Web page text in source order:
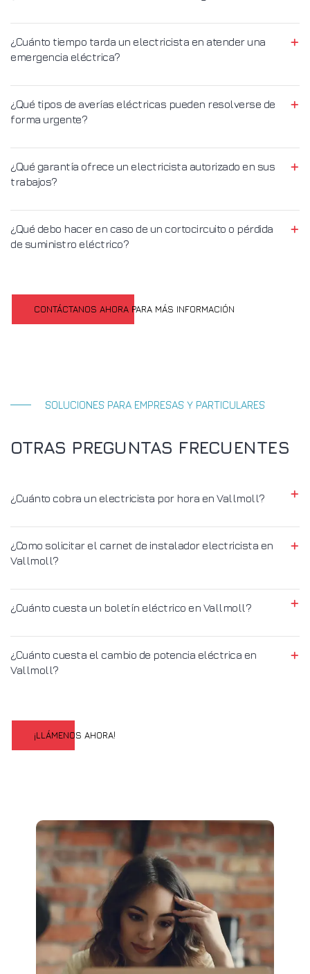
¿Cuánto tiempo tarda un electricista en atender una
emergencia eléctrica?
¿Qué tipos de averías eléctricas pueden resolverse de
forma urgente?
¿Qué garantía ofrece un electricista autorizado en sus
trabajos?
¿Qué debo hacer en caso de un cortocircuito o pérdida
de suministro eléctrico?
CONTÁCTANOS AHORA PARA MÁS INFORMACIÓN
SOLUCIONES PARA EMPRESAS Y PARTICULARES
OTRAS PREGUNTAS FRECUENTES
¿Cuánto cobra un electricista por hora en Vallmoll?
¿Como solicitar el carnet de instalador electricista en
Vallmoll?
¿Cuánto cuesta un boletín eléctrico en Vallmoll?
¿Cuánto cuesta el cambio de potencia eléctrica en
Vallmoll?
¡LLÁMENOS AHORA!